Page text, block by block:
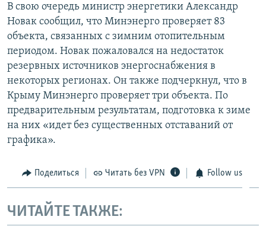
В свою очередь министр энергетики Александр
Новак сообщил, что Минэнерго проверяет 83
объекта, связанных с зимним отопительным
периодом. Новак пожаловался на недостаток
резервных источников энергоснабжения в
некоторых регионах. Он также подчеркнул, что в
Крыму Минэнерго проверяет три объекта. По
предварительным результатам, подготовка к зиме
на них «идет без существенных отставаний от
графика».
Поделиться Читать без VPN Follow us
ЧИТАЙТЕ ТАКЖЕ: